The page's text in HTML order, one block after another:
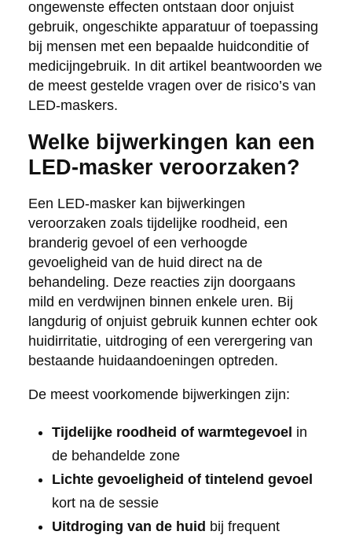
ongewenste effecten ontstaan door onjuist
gebruik, ongeschikte apparatuur of toepassing
bij mensen met een bepaalde huidconditie of
medicijngebruik. In dit artikel beantwoorden we
de meest gestelde vragen over de risico’s van
LED-maskers.
Welke bijwerkingen kan een
LED-masker veroorzaken?
Een LED-masker kan bijwerkingen
veroorzaken zoals tijdelijke roodheid, een
branderig gevoel of een verhoogde
gevoeligheid van de huid direct na de
behandeling. Deze reacties zijn doorgaans
mild en verdwijnen binnen enkele uren. Bij
langdurig of onjuist gebruik kunnen echter ook
huidirritatie, uitdroging of een verergering van
bestaande huidaandoeningen optreden.
De meest voorkomende bijwerkingen zijn:
Tijdelijke roodheid of warmtegevoel in
de behandelde zone
Lichte gevoeligheid of tintelend gevoel
kort na de sessie
Uitdroging van de huid bij frequent